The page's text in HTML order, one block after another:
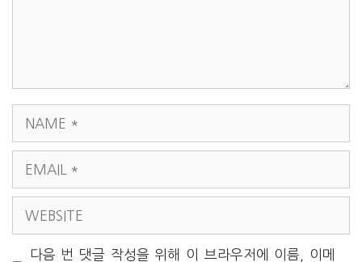
NAME
EMAIL
WEBSITE
다음 번 댓글 작성을 위해 이 브라우저에 이름, 이메